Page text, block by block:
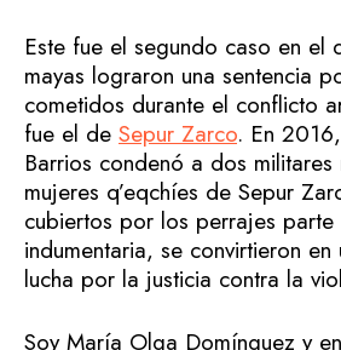
Este fue el segundo caso en el
mayas lograron una sentencia
cometidos durante el conflicto
fue el de Sepur Zarco. En
Barrios condenó a dos
mujeres q’eqchíes de Sepur
cubiertos por los perrajes parte
indumentaria, se convirtieron
lucha por la justicia contra la
Soy María Olga Domínguez y